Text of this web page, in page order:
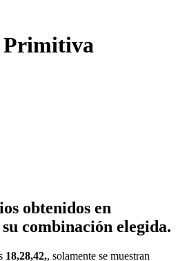
Primitiva
obtenidos en
combinación elegida.
18,28,42,, solamente se muestran